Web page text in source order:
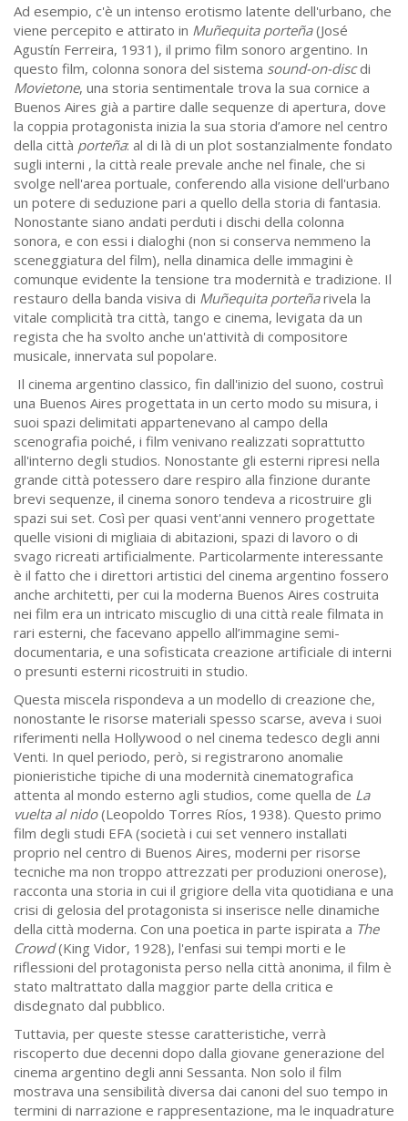
Ad esempio, c'è un intenso erotismo latente dell'urbano, che
viene percepito e attirato in Muñequita porteña(José
Agustín Ferreira, 1931), il primo film sonoro argentino. In
questo film, colonna sonora del sistema sound-on-discdi
Movietone, una storia sentimentale trova la sua cornice a
Buenos Aires già a partire dalle sequenze di apertura, dove
la coppia protagonista inizia la sua storia d’amore nel centro
della città porteña: al di là di un plot sostanzialmente fondato
sugli interni , la città reale prevale anche nel finale, che si
svolge nell'area portuale, conferendo alla visione dell'urbano
un potere di seduzione pari a quello della storia di fantasia.
Nonostante siano andati perduti i dischi della colonna
sonora, e con essi i dialoghi (non si conserva nemmeno la
sceneggiatura del film), nella dinamica delle immagini è
comunque evidente la tensione tra modernità e tradizione. Il
restauro della banda visiva di Muñequita porteñarivela la
vitale complicità tra città, tango e cinema, levigata da un
regista che ha svolto anche un'attività di compositore
musicale, innervata sul popolare.
Il cinema argentino classico, fin dall'inizio del suono, costruì
una Buenos Aires progettata in un certo modo su misura, i
suoi spazi delimitati appartenevano al campo della
scenografia poiché, i film venivano realizzati soprattutto
all'interno degli studios. Nonostante gli esterni ripresi nella
grande città potessero dare respiro alla finzione durante
brevi sequenze, il cinema sonoro tendeva a ricostruire gli
spazi sui set. Così per quasi vent'anni vennero progettate
quelle visioni di migliaia di abitazioni, spazi di lavoro o di
svago ricreati artificialmente. Particolarmente interessante
è il fatto che i direttori artistici del cinema argentino fossero
anche architetti, per cui la moderna Buenos Aires costruita
nei film era un intricato miscuglio di una città reale filmata in
rari esterni, che facevano appello all’immagine semi-
documentaria, e una sofisticata creazione artificiale di interni
o presunti esterni ricostruiti in studio.
Questa miscela rispondeva a un modello di creazione che,
nonostante le risorse materiali spesso scarse, aveva i suoi
riferimenti nella Hollywood o nel cinema tedesco degli anni
Venti. In quel periodo, però, si registrarono anomalie
pionieristiche tipiche di una modernità cinematografica
attenta al mondo esterno agli studios, come quella de La
vuelta al nido(Leopoldo Torres Ríos, 1938). Questo primo
film degli studi EFA (società i cui set vennero installati
proprio nel centro di Buenos Aires, moderni per risorse
tecniche ma non troppo attrezzati per produzioni onerose),
racconta una storia in cui il grigiore della vita quotidiana e una
crisi di gelosia del protagonista si inserisce nelle dinamiche
della città moderna. Con una poetica in parte ispirata a The
Crowd(King Vidor, 1928), l'enfasi sui tempi morti e le
riflessioni del protagonista perso nella città anonima, il film è
stato maltrattato dalla maggior parte della critica e
disdegnato dal pubblico.
Tuttavia, per queste stesse caratteristiche, verrà
riscoperto due decenni dopo dalla giovane generazione del
cinema argentino degli anni Sessanta. Non solo il film
mostrava una sensibilità diversa dai canoni del suo tempo in
termini di narrazione e rappresentazione, ma le inquadrature